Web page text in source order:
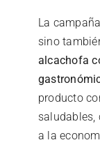
La
sino
alcachofa
producto
saludables,
a la